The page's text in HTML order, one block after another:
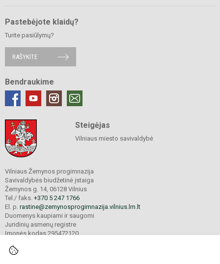
Pastebėjote klaidų?
Turite pasiūlymų?
RAŠYKITE
Bendraukime
Steigėjas
Vilniaus miesto savivaldybė
Vilniaus Žemynos progimnazija
Savivaldybės biudžetinė įstaiga
Žemynos g. 14, 06128 Vilnius
Tel./ faks. +370 5 247 1766
El. p. rastine@zemynosprogimnazija.vilnius.lm.lt
Duomenys kaupiami ir saugomi
Juridinių asmenų registre
Įmonės kodas 295472120